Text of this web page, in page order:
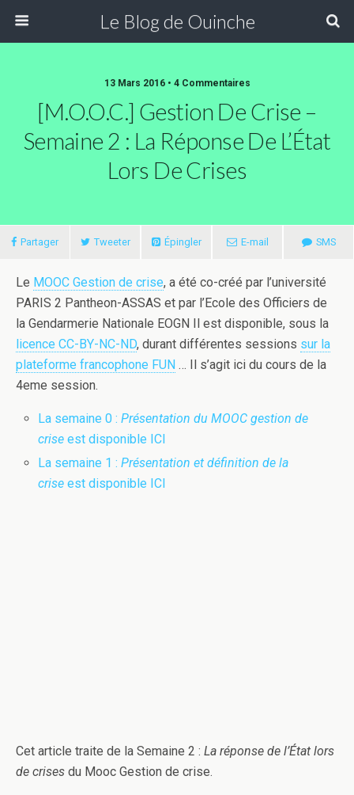
Le Blog de Ouinche
13 Mars 2016 • 4 Commentaires
[M.O.O.C.] Gestion De Crise –
Semaine 2 : La Réponse De L’État
Lors De Crises
Partager Tweeter Épingler E-mail SMS
Le MOOC Gestion de crise, a été co-créé par l’université
PARIS 2 Pantheon-ASSAS et par l’Ecole des Officiers de
la Gendarmerie Nationale EOGN Il est disponible, sous la
licence CC-BY-NC-ND, durant différentes sessions sur la
plateforme francophone FUN … Il s’agit ici du cours de la
4eme session.
La semaine 0 :Présentation du MOOC gestion de
crise est disponible ICI
La semaine 1 :Présentation et définition de la
crise est disponible ICI
Cet article traite de la Semaine 2 : La réponse de l’État lors
de crises du Mooc Gestion de crise.